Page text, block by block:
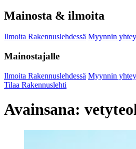
Mainosta & ilmoita
Ilmoita Rakennuslehdessä Myynnin
Mainostajalle
Ilmoita Rakennuslehdessä Myynnin
Tilaa Rakennuslehti
Avainsana: